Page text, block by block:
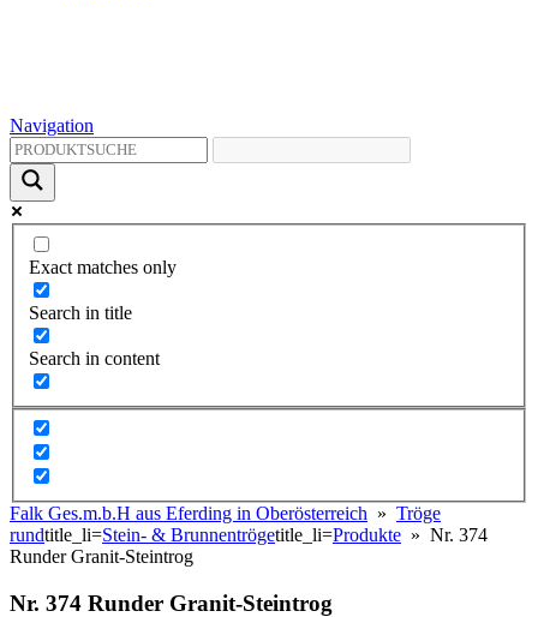
Navigation
Exact matches only
Search in title
Search in content
Falk Ges.m.b.H aus Eferding in Oberösterreich » Tröge
rundtitle_li=Stein- & Brunnentrögetitle_li=Produkte » Nr. 374
Runder Granit-Steintrog
Nr. 374 Runder Granit-Steintrog